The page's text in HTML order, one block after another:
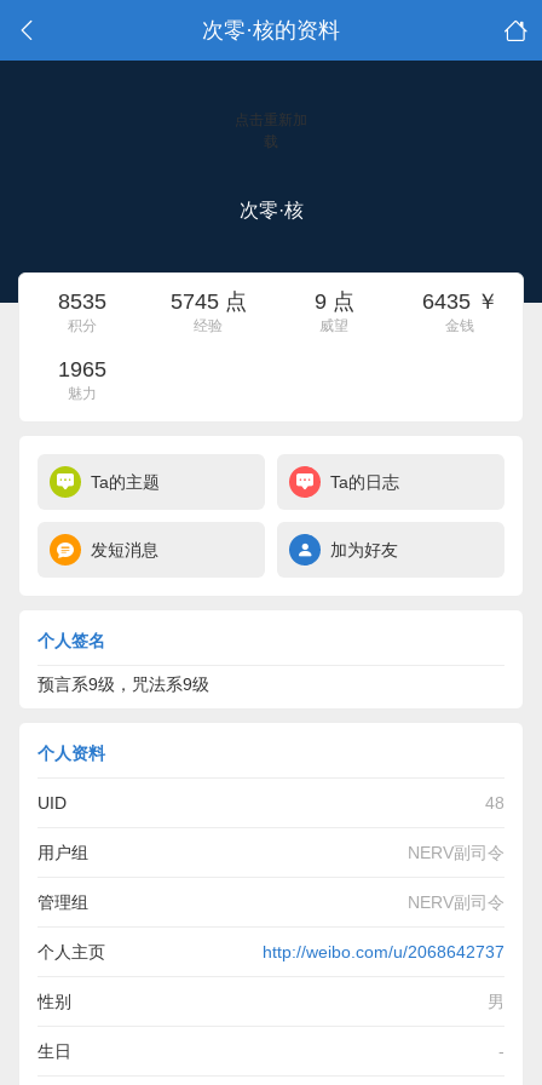
次零·核的资料
点击重新加
载
次零·核
8535
积分
5745 点
经验
9 点
威望
6435 ￥
金钱
1965
魅力
Ta的主题 Ta的日志
发短消息 加为好友
个人签名
预言系9级，咒法系9级
个人资料
UID 48
用户组 NERV副司令
管理组 NERV副司令
个人主页 http://weibo.com/u/2068642737
性别 男
生日 -